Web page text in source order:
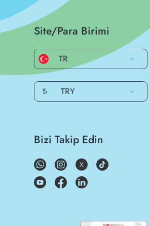
Site/Para Birimi
TR
₺ TRY
Bizi Takip Edin